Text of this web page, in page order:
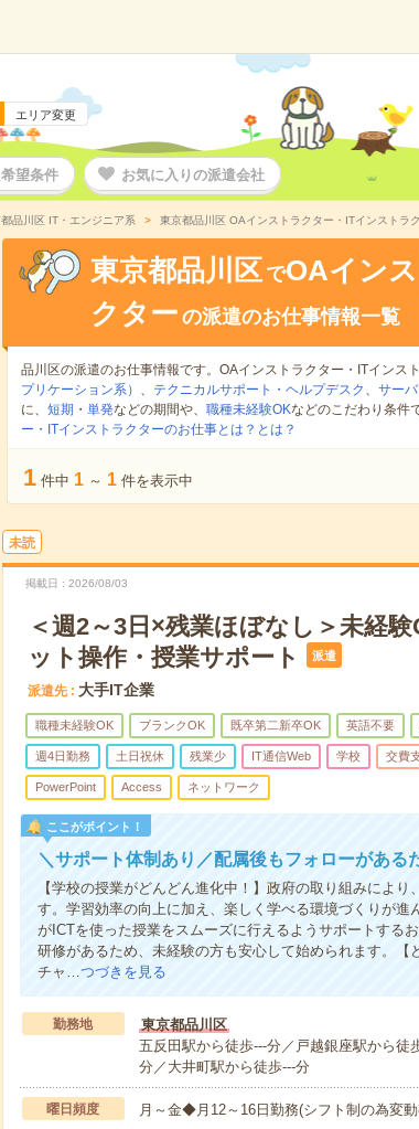
エリア変更
望条件 お気に入りの派遣会社
品川区 IT・エンジニア系 東京都品川区 OAインストラクター・ITインストラ
東京都品川区 でOAイン
クター の派遣のお仕事情報一覧
品川区の派遣のお仕事情報です。OAインストラクター・ITインス
プリケーション系） 、 テクニカルサポート・ヘルプデスク 、 サー
に、 短期 ・ 単発などの期間や、 職種未経験OKなどのこだわり条件
ー・ITインストラクターのお仕事とは？とは？
1 件中 1 ～ 1 件を表示中
未読
掲載日 2026/08/03
＜週2～3日×残業ほぼなし＞未経
ット操作・授業サポート
派遣
派遣先 大手IT企業
職種未経験OK ブランクOK 既卒第二新卒OK 英語不要
週4日勤務 土日祝休 残業少 IT通信Web 学校 交費
PowerPoint Access ネットワーク
ここがポイント！
＼サポート体制あり／配属後もフォローがある
【学校の授業がどんどん進化中！】政府の取り組みによ
す。学習効率の向上に加え、楽しく学べる環境づくりが
がICTを使った授業をスムーズに行えるようサポートする
研修があるため、未経験の方も安心して始められます。
チャ…つづきを見る
勤務地
東京都品川区
五反田駅から徒歩---分／戸越銀座駅から徒
分／大井町駅から徒歩---分
曜日頻度 月～金◆月12～16日勤務(シフト制の為変